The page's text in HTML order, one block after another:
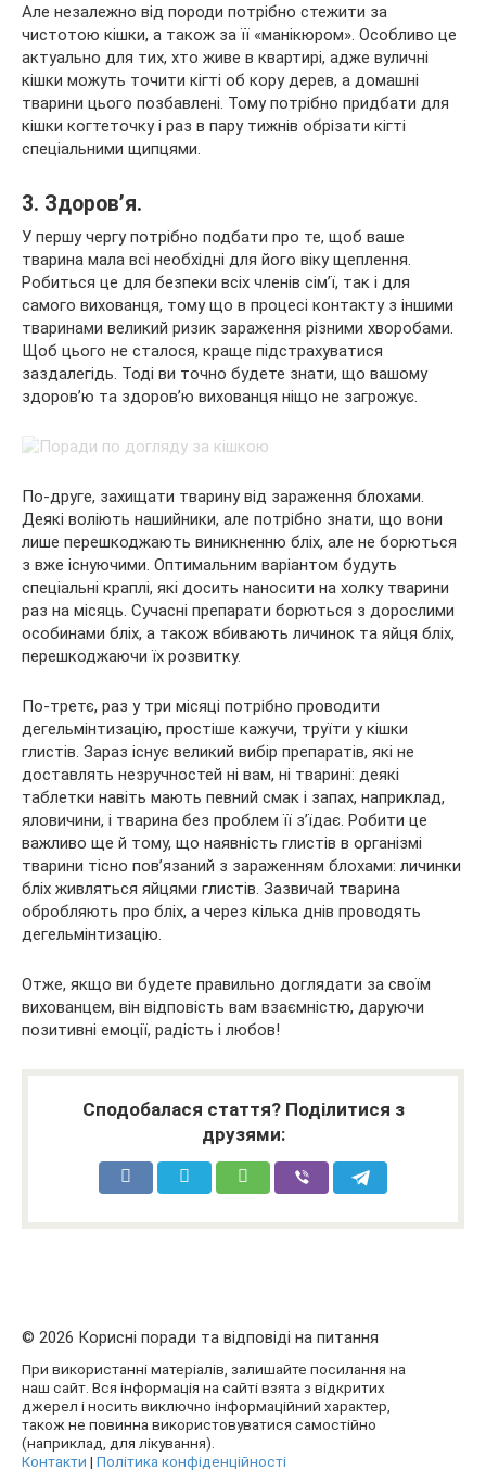
Але незалежно від породи потрібно стежити за
чистотою кішки, а також за її «манікюром». Особливо це
актуально для тих, хто живе в квартирі, адже вуличні
кішки можуть точити кігті об кору дерев, а домашні
тварини цього позбавлені. Тому потрібно придбати для
кішки когтеточку і раз в пару тижнів обрізати кігті
спеціальними щипцями.
3. Здоров’я.
У першу чергу потрібно подбати про те, щоб ваше
тварина мала всі необхідні для його віку щеплення.
Робиться це для безпеки всіх членів сім’ї, так і для
самого вихованця, тому що в процесі контакту з іншими
тваринами великий ризик зараження різними хворобами.
Щоб цього не сталося, краще підстрахуватися
заздалегідь. Тоді ви точно будете знати, що вашому
здоров’ю та здоров’ю вихованця ніщо не загрожує.
По-друге, захищати тварину від зараження блохами.
Деякі воліють нашийники, але потрібно знати, що вони
лише перешкоджають виникненню бліх, але не борються
з вже існуючими. Оптимальним варіантом будуть
спеціальні краплі, які досить наносити на холку тварини
раз на місяць. Сучасні препарати борються з дорослими
особинами бліх, а також вбивають личинок та яйця бліх,
перешкоджаючи їх розвитку.
По-третє, раз у три місяці потрібно проводити
дегельмінтизацію, простіше кажучи, труїти у кішки
глистів. Зараз існує великий вибір препаратів, які не
доставлять незручностей ні вам, ні тварині: деякі
таблетки навіть мають певний смак і запах, наприклад,
яловичини, і тварина без проблем її з’їдає. Робити це
важливо ще й тому, що наявність глистів в організмі
тварини тісно пов’язаний з зараженням блохами: личинки
бліх живляться яйцями глистів. Зазвичай тварина
обробляють про бліх, а через кілька днів проводять
дегельмінтизацію.
Отже, якщо ви будете правильно доглядати за своїм
вихованцем, він відповість вам взаємністю, даруючи
позитивні емоції, радість і любов!
Сподобалася стаття? Поділитися з
друзями:
© 2026 Корисні поради та відповіді на питання
При використанні матеріалів, залишайте посилання на
наш сайт. Вся інформація на сайті взята з відкритих
джерел і носить виключно інформаційний характер,
також не повинна використовуватися самостійно
(наприклад, для лікування).
Контакти | Політика конфіденційності